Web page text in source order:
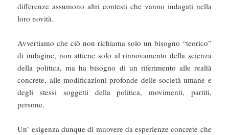
differenze assumono altri contesti che vanno indagati nella
loro novità.
Avvertiamo che ciò non richiama solo un bisogno “teorico”
di indagine, non attiene solo al rinnovamento della scienza
della politica, ma ha bisogno di un riferimento alle realtà
concrete, alle modificazioni profonde delle società umane e
degli stessi soggetti della politica, movimenti, partiti,
persone.
Un’ esigenza dunque di muovere da esperienze concrete che